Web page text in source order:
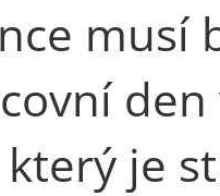
musí
je